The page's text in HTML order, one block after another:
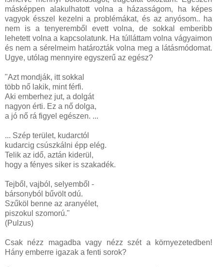
másképpen alakulhatott volna a házasságom, ha képes
vagyok ésszel kezelni a problémákat, és az anyósom.. ha
nem is a tenyeremből evett volna, de sokkal emberibb
lehetett volna a kapcsolatunk. Ha túlláttam volna vágyaimon
és nem a sérelmeim határozták volna meg a látásmódomat.
Ugye, utólag mennyire egyszerű az egész?
"Azt mondják, itt sokkal
több nő lakik, mint férfi.
Aki emberhez jut, a dolgát
nagyon érti. Ez a nő dolga,
a jó nő rá figyel egészen. ...
... Szép terület, kudarctól
kudarcig csúszkálni épp elég.
Telik az idő, aztán kiderül,
hogy a fényes siker is szakadék.
Tejből, vajból, selyemből -
bársonyból bűvölt odú.
Szűköl benne az aranyélet,
piszokul szomorú."
(Pulzus)
Csak nézz magadba vagy nézz szét a környezetedben!
Hány emberre igazak a fenti sorok?